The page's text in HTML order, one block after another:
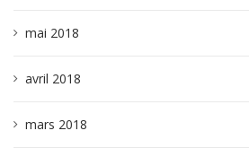
mai 2018
avril 2018
mars 2018